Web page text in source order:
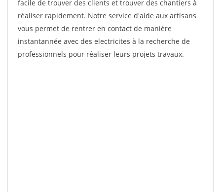
facile de trouver des clients et trouver des chantiers à
réaliser rapidement. Notre service d'aide aux artisans
vous permet de rentrer en contact de manière
instantannée avec des electricites à la recherche de
professionnels pour réaliser leurs projets travaux.